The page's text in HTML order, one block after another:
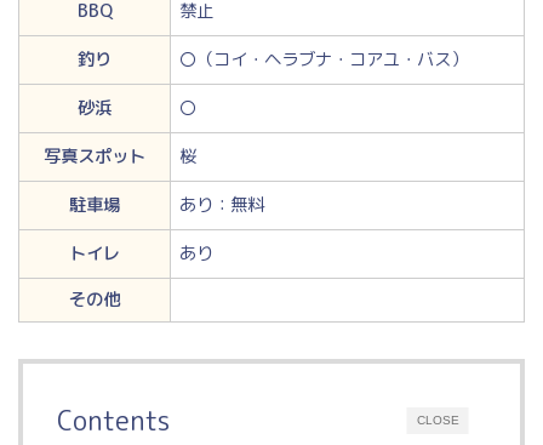
BBQ
禁止
釣り
〇（コイ・ヘラブナ・コアユ・バス）
砂浜
〇
写真スポット
桜
駐車場
あり：無料
トイレ
あり
その他
CLOSE
Contents